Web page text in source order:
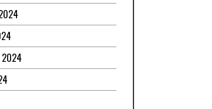
2024